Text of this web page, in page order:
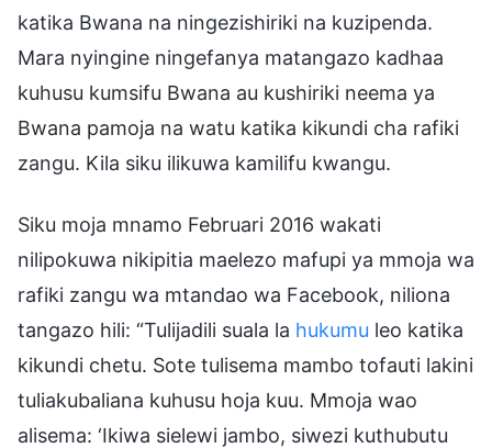
katika Bwana na ningezishiriki na kuzipenda.
Mara nyingine ningefanya matangazo kadhaa
kuhusu kumsifu Bwana au kushiriki neema ya
Bwana pamoja na watu katika kikundi cha rafiki
zangu. Kila siku ilikuwa kamilifu kwangu.
Siku moja mnamo Februari 2016 wakati
nilipokuwa nikipitia maelezo mafupi ya mmoja wa
rafiki zangu wa mtandao wa Facebook, niliona
tangazo hili: “Tulijadili suala la hukumu leo katika
kikundi chetu. Sote tulisema mambo tofauti lakini
tuliakubaliana kuhusu hoja kuu. Mmoja wao
alisema: ‘Ikiwa sielewi jambo, siwezi kuthubutu